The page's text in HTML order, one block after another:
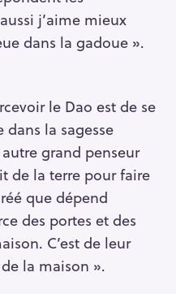
j’aime mieux
dans la gadoue ».
le Dao est de se
la sagesse
grand penseur
de la terre pour faire
que dépend
des portes et des
C’est de leur
la maison ».